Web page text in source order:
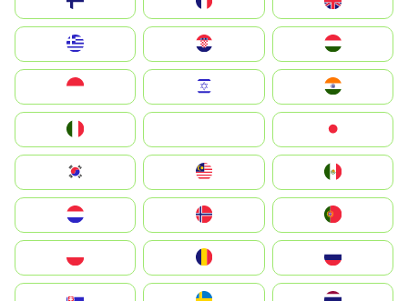
Magyarország
South Korea